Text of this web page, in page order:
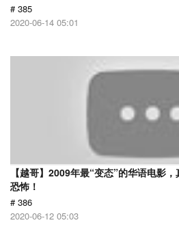
# 385
2020-06-14 05:01
【越哥】2009年最“变态”的华语电影
恐怖！
# 386
2020-06-12 05:03